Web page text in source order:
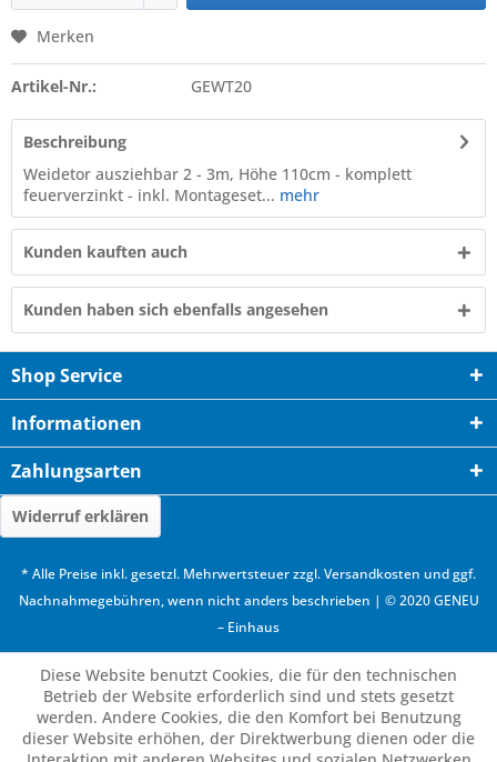
Merken
Artikel-Nr.: GEWT20
Beschreibung
Weidetor ausziehbar 2 - 3m, Höhe 110cm - komplett
feuerverzinkt - inkl. Montageset... mehr
Kunden kauften auch
Kunden haben sich ebenfalls angesehen
Shop Service
Informationen
Zahlungsarten
Widerruf erklären
* Alle Preise inkl. gesetzl. Mehrwertsteuer zzgl.Versandkosten und ggf.
Nachnahmegebühren, wenn nicht anders beschrieben | © 2020 GENEU
– Einhaus
Diese Website benutzt Cookies, die für den technischen
Betrieb der Website erforderlich sind und stets gesetzt
werden. Andere Cookies, die den Komfort bei Benutzung
dieser Website erhöhen, der Direktwerbung dienen oder die